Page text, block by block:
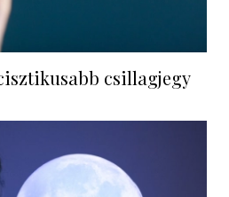
csillagjegy